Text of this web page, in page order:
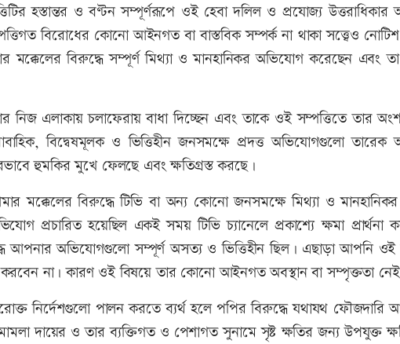
হস্তান্তর ও বণ্টন সম্পূর্ণরূপে ওই হেবা দলিল ও প্রযোজ্য
বিরোধের কোনো আইনগত বা বাস্তবিক সম্পর্ক না থাকা সত্ত্বেও নোটিশ
মক্কেলের বিরুদ্ধে সম্পূর্ণ মিথ্যা ও মানহানিকর অভিযোগ করেছেন এবং
এলাকায় চলাফেরায় বাধা দিচ্ছেন এবং তাকে ওই সম্পত্তিতে তার
বিদ্বেষমূলক ও ভিত্তিহীন জনসমক্ষে প্রদত্ত অভিযোগগুলো তারেক
হুমকির মুখে ফেলছে এবং ক্ষতিগ্রস্ত করছে।
মক্কেলের বিরুদ্ধে টিভি বা অন্য কোনো জনসমক্ষে মিথ্যা ও
প্রচারিত হয়েছিল একই সময় টিভি চ্যানেলে প্রকাশ্যে ক্ষমা প্রার্থনা
আপনার অভিযোগগুলো সম্পূর্ণ অসত্য ও ভিত্তিহীন ছিল। এছাড়া আপনি ওই
না। কারণ ওই বিষয়ে তার কোনো আইনগত অবস্থান বা সম্পৃক্ততা
নির্দেশগুলো পালন করতে ব্যর্থ হলে পপির বিরুদ্ধে যথাযথ
মামলা দায়ের ও তার ব্যক্তিগত ও পেশাগত সুনামে সৃষ্ট ক্ষতির জন্য উপযুক্ত